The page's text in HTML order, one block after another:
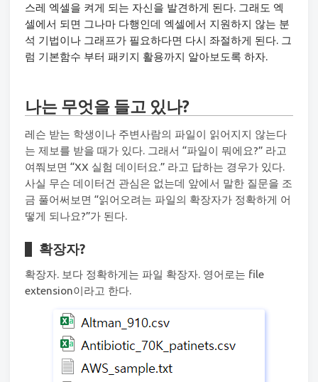
스레 엑셀을 켜게 되는 자신을 발견하게 된다. 그래도 엑
셀에서 되면 그나마 다행인데 엑셀에서 지원하지 않는 분
석 기법이나 그래프가 필요하다면 다시 좌절하게 된다. 그
럼 기본함수 부터 패키지 활용까지 알아보도록 하자.
나는 무엇을 들고 있나?
레슨 받는 학생이나 주변사람의 파일이 읽어지지 않는다
는 제보를 받을 때가 있다. 그래서 “파일이 뭐에요?” 라고
여쭤보면 “XX 실험 데이터요.” 라고 답하는 경우가 있다.
사실 무슨 데이터건 관심은 없는데 앞에서 말한 질문을 조
금 풀어써보면 “읽어오려는 파일의 확장자가 정확하게 어
떻게 되나요?”가 된다.
확장자?
확장자. 보다 정확하게는 파일 확장자. 영어로는 file
extension이라고 한다.